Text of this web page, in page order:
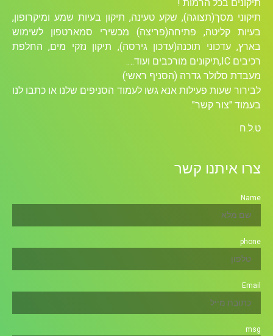
תיקונים בכל הרמות !
תיקוני מסך(תצוגה), שקע טעינה, תיקון בעיות שמע ומיקרופון,
בעיות קליטה, פתיחה(פריצה) מכשירי סמארטפון לשימוש
בארץ, עדכוני תוכנה(עדכון גירסה), תיקון נזקי מים, החלפת
רכיבים ICׁ,תיקונים מורכבים ועוד….
מעבדת סלולר גדרה (הסניף ראשי)
לבירור שעות פעילות אנא גשו לעמוד הסניפים שלנו או כתבו לנו
בעמוד "צור קשר".
ט.ל.ח
צרו איתנו קשר
Name
phone
Email
msg